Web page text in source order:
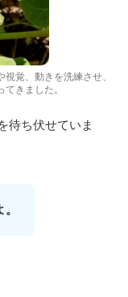
覚、動きを洗練させ、
きました。
待ち伏せていま